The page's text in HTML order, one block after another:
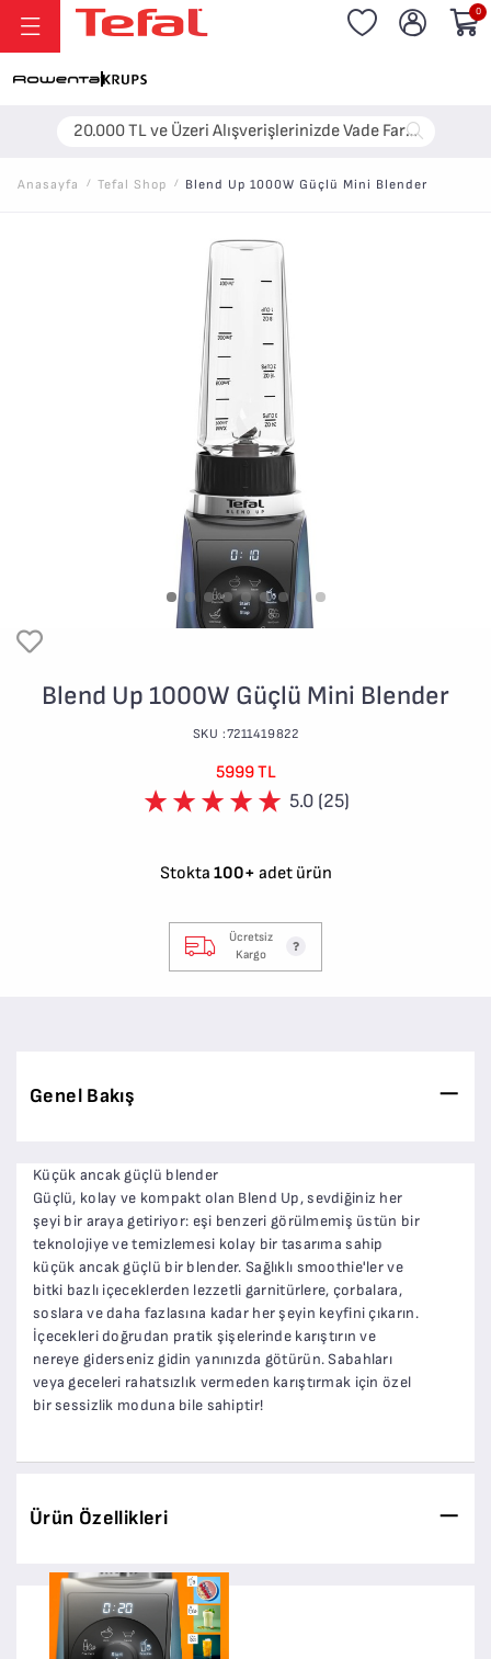
0
Anasayfa / Tefal Shop / Blend Up 1000W Güçlü Mini Blender
Blend Up 1000W Güçlü Mini Blender
SKU :7211419822
5999 TL
5.0 (25)
Stokta 100+ adet ürün
Ücretsiz
Kargo
Genel Bakış
Küçük ancak güçlü blender
Güçlü, kolay ve kompakt olan Blend Up, sevdiğiniz her
şeyi bir araya getiriyor: eşi benzeri görülmemiş üstün bir
teknolojiye ve temizlemesi kolay bir tasarıma sahip
küçük ancak güçlü bir blender. Sağlıklı smoothie'ler ve
bitki bazlı içeceklerden lezzetli garnitürlere, çorbalara,
soslara ve daha fazlasına kadar her şeyin keyfini çıkarın.
İçecekleri doğrudan pratik şişelerinde karıştırın ve
nereye giderseniz gidin yanınızda götürün. Sabahları
veya geceleri rahatsızlık vermeden karıştırmak için özel
bir sessizlik moduna bile sahiptir!
Ürün Özellikleri